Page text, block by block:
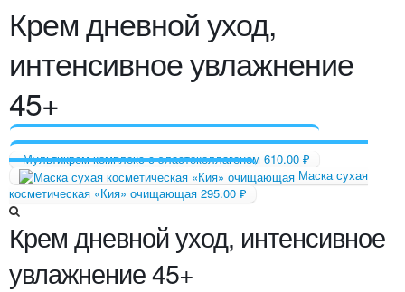
Крем дневной уход,
интенсивное увлажнение
45+
Мультикрем-комплекс с эластоколлагеном 610.00 ₽
Маска сухая
косметическая «Кия» очищающая 295.00 ₽
Крем дневной уход, интенсивное
увлажнение 45+